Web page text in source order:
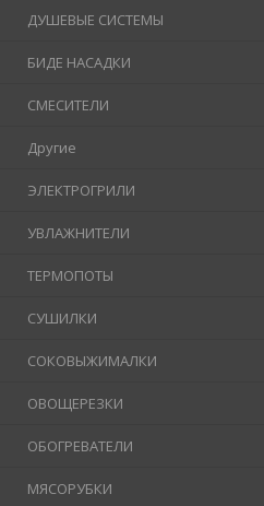
ДУШЕВЫЕ СИСТЕМЫ
БИДЕ НАСАДКИ
СМЕСИТЕЛИ
Другие
ЭЛЕКТРОГРИЛИ
УВЛАЖНИТЕЛИ
ТЕРМОПОТЫ
СУШИЛКИ
СОКОВЫЖИМАЛКИ
ОВОЩЕРЕЗКИ
ОБОГРЕВАТЕЛИ
МЯСОРУБКИ